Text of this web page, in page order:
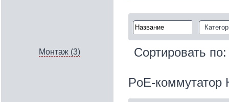
Монтаж (3) Сортировать
PoE-коммутатор